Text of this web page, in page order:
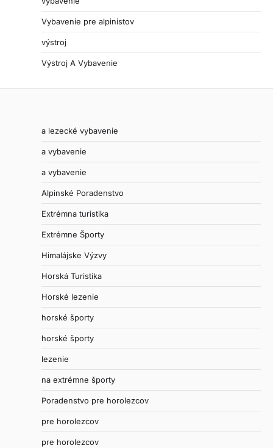
Vybavenie pre alpinistov
výstroj
Výstroj A Vybavenie
a lezecké vybavenie
a vybavenie
a vybavenie
Alpinské Poradenstvo
Extrémna turistika
Extrémne Športy
Himalájske Výzvy
Horská Turistika
Horské lezenie
horské športy
horské športy
lezenie
na extrémne športy
Poradenstvo pre horolezcov
pre horolezcov
pre horolezcov